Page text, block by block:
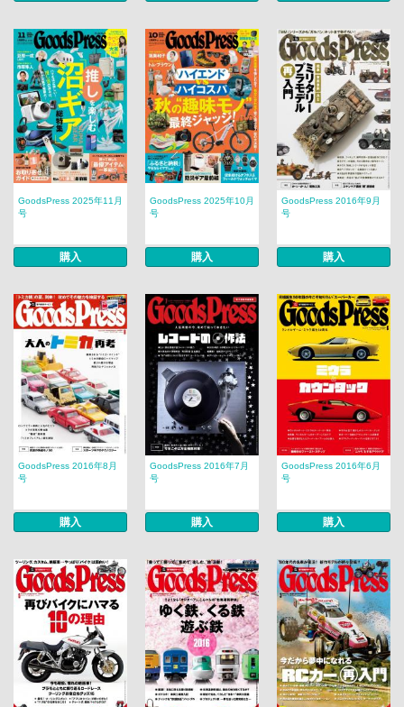
GoodsPress 2025年11月
号
購入
GoodsPress 2025年10月
号
購入
GoodsPress 2016年9月
号
購入
GoodsPress 2016年8月
号
購入
GoodsPress 2016年7月
号
購入
GoodsPress 2016年6月
号
購入